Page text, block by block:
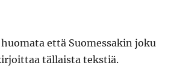
että Suomessakin joku
tällaista tekstiä.